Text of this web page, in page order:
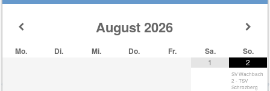
August 2026
Mo. Di. Mi. Do. Fr. Sa. So.
1 2
SV Wachbach
2 - TSV
Schrozberg